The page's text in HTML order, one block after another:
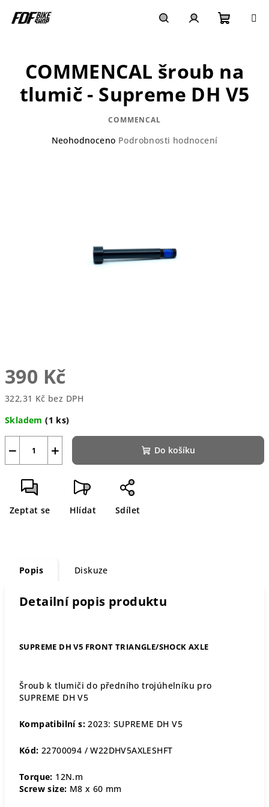
košík
390 Kč
322,31 Kč bez DPH
cena:
Skladem(1 ks)
+
− Do košíku
Zeptat se Hlídat Sdílet
COMMENCAL šroub na
tlumič - Supreme DH V5
COMMENCAL
Průměrné
Neohodnoceno Podrobnosti hodnocení
Popis Diskuze
Detailní popis produktu
SUPREME DH V5 FRONT TRIANGLE/SHOCK AXLE
Šroub k tlumiči do předního trojúhelníku pro
SUPREME DH V5
Kompatibilní s:2023: SUPREME DH V5
Kód: 22700094 / W22DHV5AXLESHFT
Torque: 12N.m
Screw size: M8 x 60 mm